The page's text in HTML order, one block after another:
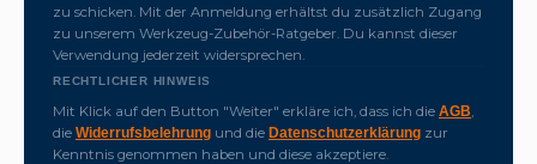
zu schicken. Mit der Anmeldung erhältst du zusätzlich Zugang
zu unserem Werkzeug-Zubehör-Ratgeber. Du kannst dieser
Verwendung jederzeit widersprechen.
RECHTLICHER HINWEIS
Mit Klick auf den Button "Weiter" erkläre ich, dass ich die AGB
die Widerrufsbelehrung und die Datenschutzerklärung zur
Kenntnis genommen haben und diese akzeptiere.